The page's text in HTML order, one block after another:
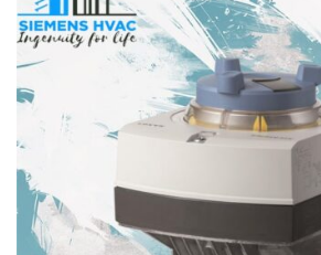
افزودن
به
علاقه